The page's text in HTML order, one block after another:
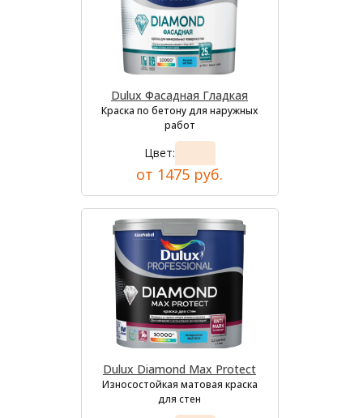
Dulux Фасадная Гладкая
Краска по бетону для наружных
работ
Цвет:
от 1475 руб.
Dulux Diamond Max Protect
Износостойкая матовая краска
для стен